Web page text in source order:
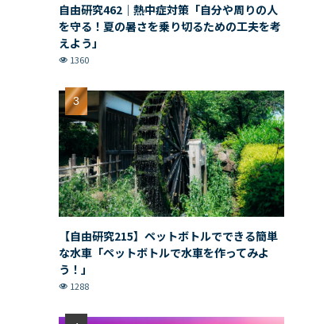
自由研究462｜熱中症対策「自分や周りの人
を守る！夏の暑さを乗り切るための工夫を考
えよう」
1360
【自由研究215】ペットボトルでできる簡単
な水車「ペットボトルで水車を作ってみよ
う！」
1288